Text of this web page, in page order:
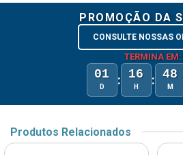
PROMOÇÃO DA
CONSULTE NOSSAS
TERMINA EM:
01
D : 16
H : 48
M
Produtos Relacionados